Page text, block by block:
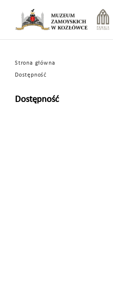
Strona główna
Dostępność
Dostępność